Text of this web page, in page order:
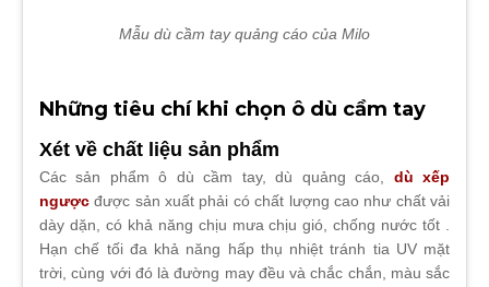
Mẫu dù cầm tay quảng cáo của Milo
Những tiêu chí khi chọn ô dù cầm tay
Xét về chất liệu sản phẩm
Các sản phẩm ô dù cầm tay, dù quảng cáo, dù xếp
ngược được sản xuất phải có chất lượng cao như chất vải
dày dặn, có khả năng chịu mưa chịu gió, chống nước tốt .
Hạn chế tối đa khả năng hấp thụ nhiệt tránh tia UV mặt
trời, cùng với đó là đường may đều và chắc chắn, màu sắc